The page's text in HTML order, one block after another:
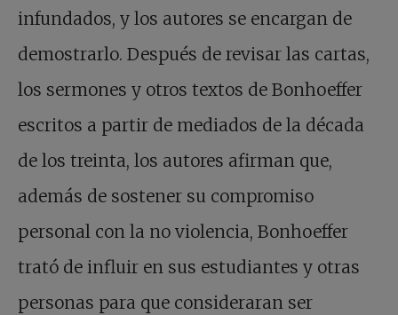
infundados, y los autores se encargan de
demostrarlo. Después de revisar las cartas,
los sermones y otros textos de Bonhoeffer
escritos a partir de mediados de la década
de los treinta, los autores afirman que,
además de sostener su compromiso
personal con la no violencia, Bonhoeffer
trató de influir en sus estudiantes y otras
personas para que consideraran ser